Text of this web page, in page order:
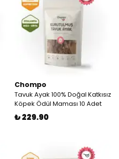
Chompo
Tavuk Ayak 100% Doğal Katkısız
Köpek Ödül Maması 10 Adet
₺ 229.90